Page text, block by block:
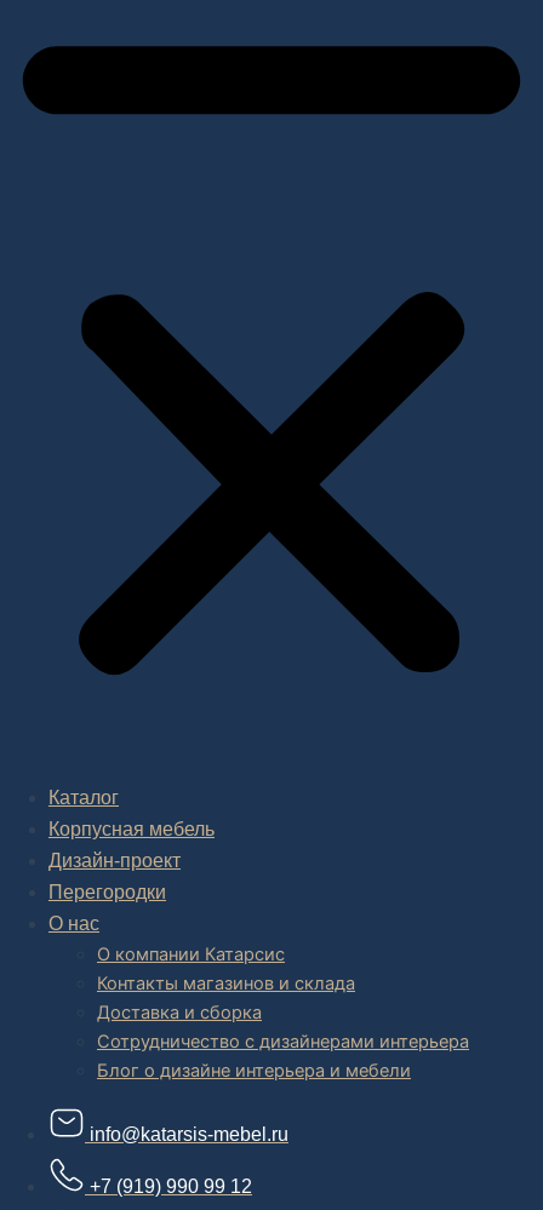
Каталог
Корпусная мебель
Дизайн-проект
Перегородки
О нас
О компании Катарсис
Контакты магазинов и склада
Доставка и сборка
Сотрудничество с дизайнерами интерьера
Блог о дизайне интерьера и мебели
info@katarsis-mebel.ru
+7 (919) 990 99 12
дизайн проекта интерьера,
В салоне мебелииинтернет магазине дизайнерской мебели
есть и готовые товары, которые можем доставить уже сегодня, и
корпусная мебель на заказ, включая кухни.